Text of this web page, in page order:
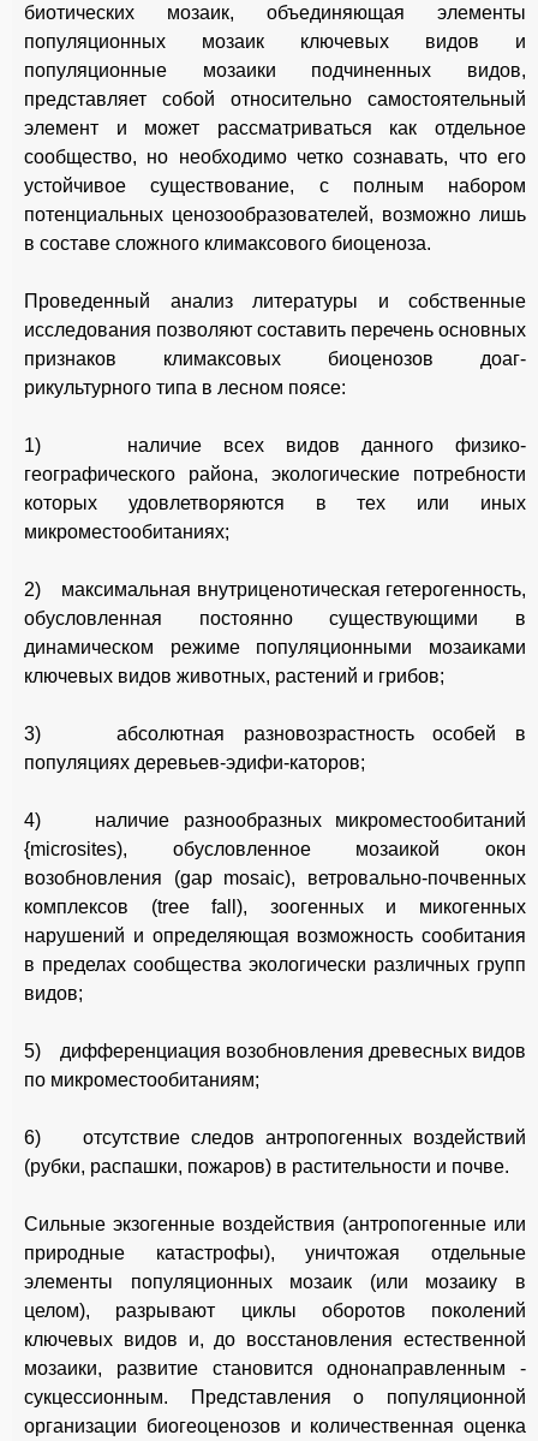
биотических мозаик, объединяющая элементы
популяционных мозаик ключевых видов и
популяционные мозаики подчиненных видов,
представляет собой относительно самостоятельный
элемент и может рассматриваться как отдельное
сообщество, но необходимо четко сознавать, что его
устойчивое существование, с полным набором
потенциальных ценозообразователей, возможно лишь
в составе сложного климаксового биоценоза.
Проведенный анализ литературы и собственные
исследования позволяют составить перечень основных
признаков климаксовых биоценозов доаг-
рикультурного типа в лесном поясе:
1) наличие всех видов данного физико-
географического района, экологические потребности
которых удовлетворяются в тех или иных
микроместообитаниях;
2) максимальная внутриценотическая гетерогенность,
обусловленная постоянно существующими в
динамическом режиме популяционными мозаиками
ключевых видов животных, растений и грибов;
3) абсолютная разновозрастность особей в
популяциях деревьев-эдифи-каторов;
4) наличие разнообразных микроместообитаний
{microsites), обусловленное мозаикой окон
возобновления (gap mosaic), ветровально-почвенных
комплексов (tree fall), зоогенных и микогенных
нарушений и определяющая возможность сообитания
в пределах сообщества экологически различных групп
видов;
5) дифференциация возобновления древесных видов
по микроместообитаниям;
6) отсутствие следов антропогенных воздействий
(рубки, распашки, пожаров) в растительности и почве.
Сильные экзогенные воздействия (антропогенные или
природные катастрофы), уничтожая отдельные
элементы популяционных мозаик (или мозаику в
целом), разрывают циклы оборотов поколений
ключевых видов и, до восстановления естественной
мозаики, развитие становится однонаправленным -
сукцессионным. Представления о популяционной
организации биогеоценозов и количественная оценка